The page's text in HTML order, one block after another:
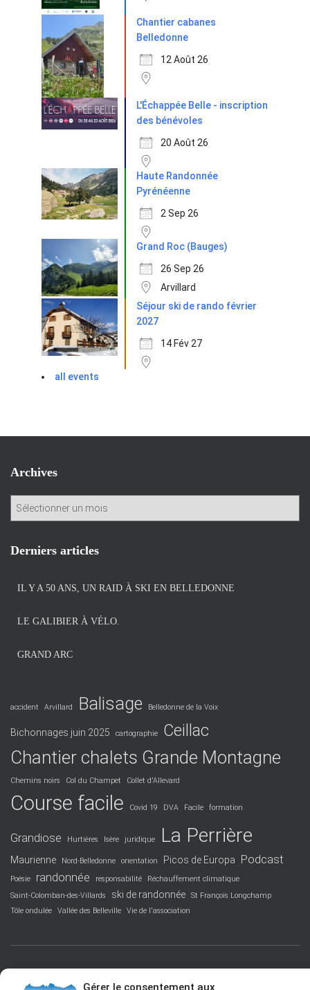
Gérer le consentement aux
Chantier cabanes
Belledonne
12 Août 26
L'Échappée Belle - inscription
des bénévoles
20 Août 26
Haute Randonnée
Pyrénéenne
2 Sep 26
Grand Roc (Bauges)
26 Sep 26
Arvillard
Séjour ski de rando février
2027
14 Fév 27
all events
Archives
h
Derniers articles
IL Y A 50 ANS, UN RAID À SKI EN BELLEDONNE
LE GALIBIER À VÉLO.
GRAND ARC
accident Arvillard Balisage Belledonne de la Voix
Bichonnages juin 2025 cartographie Ceillac
Chantier chalets Grande Montagne
Chemins noirs Col du Champet Collet d'Allevard
Course facile Covid 19 DVA Facile formation
Grandiose Hurtières Isère juridique La Perrière
Maurienne Nord-Belledonne orientation Picos de Europa Podcast
Poésie randonnée responsabilité
Réchauffement climatique
Saint-Colomban-des-Villards
ski de randonnée
St François Longchamp
Tôle ondulée
Vallée des Belleville Vie de l'association